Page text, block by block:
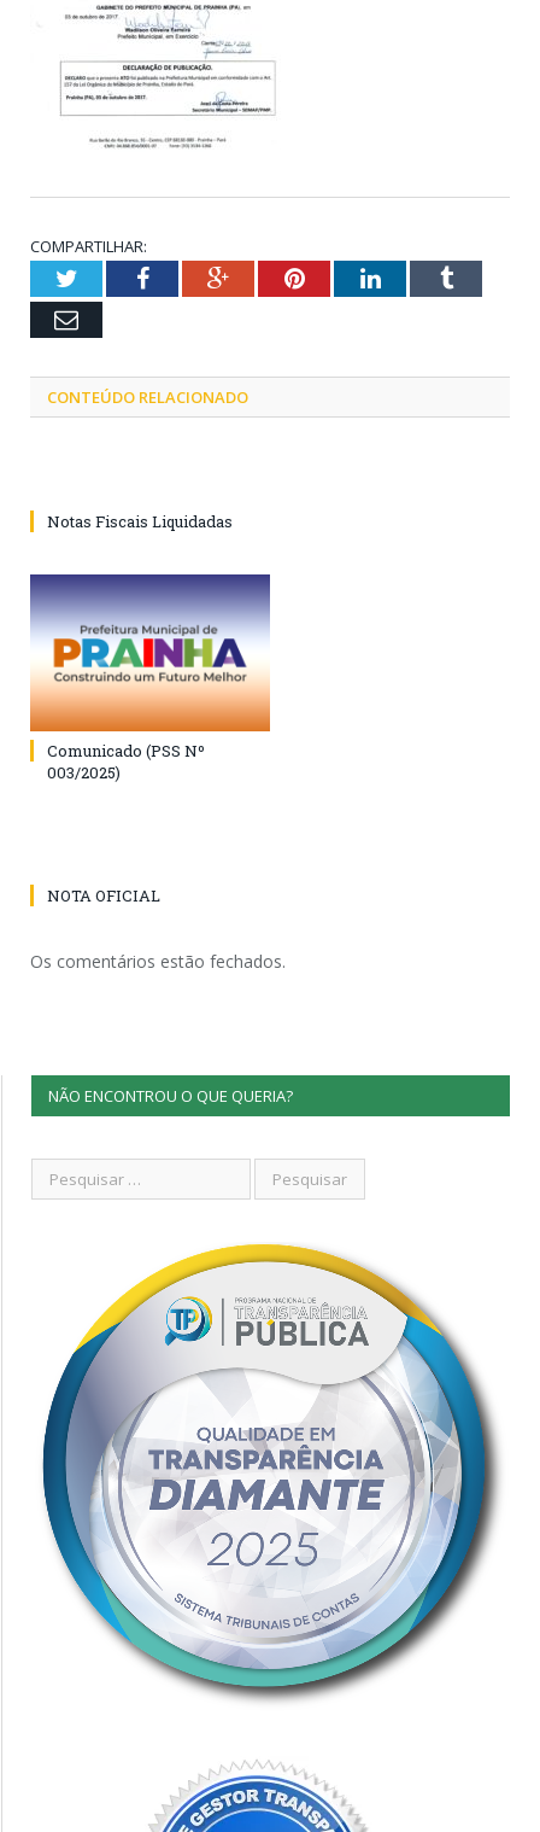
COMPARTILHAR:
TwitterFacebookGoogle+PinterestLinkedInTumblr
Email
CONTEÚDO RELACIONADO
Notas Fiscais Liquidadas
Comunicado (PSS Nº
003/2025)
NOTA OFICIAL
Os comentários estão fechados.
NÃO ENCONTROU O QUE QUERIA?